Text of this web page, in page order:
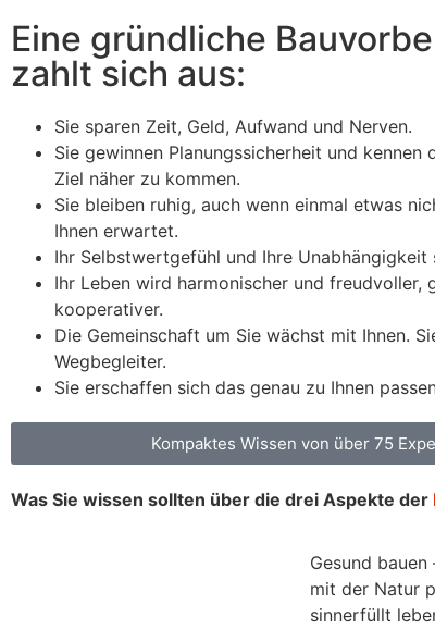
Eine gründliche
zahlt sich aus:
Sie sparen Zeit, Geld, Aufwand und Nerven.
Sie gewinnen Planungssicherheit und kennen
Ziel näher zu kommen.
Sie bleiben ruhig, auch wenn einmal etwas
Ihnen erwartet.
Ihr Selbstwertgefühl und Ihre Unabhängigkeit
Ihr Leben wird harmonischer und freudvoller,
kooperativer.
Die Gemeinschaft um Sie wächst mit Ihnen.
Wegbegleiter.
Sie erschaffen sich das genau zu Ihnen
Kompaktes Wissen von über 75
Was Sie wissen sollten über die drei Aspekte der
Gesund bauen
mit der Natur
sinnerfüllt